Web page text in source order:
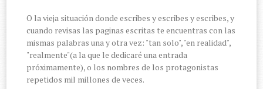
O la vieja situación donde escribes y escribes y escribes, y
cuando revisas las paginas escritas te encuentras con las
mismas palabras una y otra vez: "tan solo", "en realidad",
"realmente"(a la que le dedicaré una entrada
próximamente), o los nombres de los protagonistas
repetidos mil millones de veces.